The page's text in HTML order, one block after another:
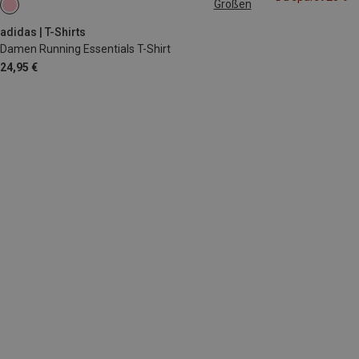
Größen
adidas | T-Shirts
Damen Running Essentials T-Shirt
24,95 €
XS